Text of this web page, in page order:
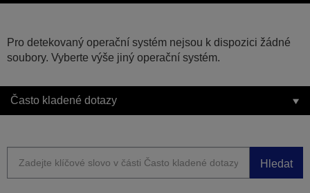
Pro detekovaný operační systém nejsou k dispozici žádné
soubory. Vyberte výše jiný operační systém.
Často kladené dotazy
Hledat